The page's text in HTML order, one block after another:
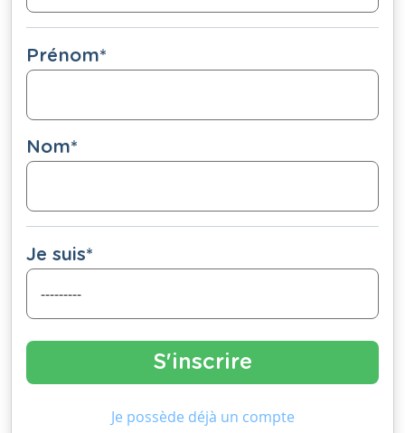
Prénom*
Nom*
Je suis*
Je possède déjà un compte